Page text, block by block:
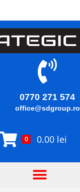
0770 271 574
office@sdgroup.ro
0 0.00 lei